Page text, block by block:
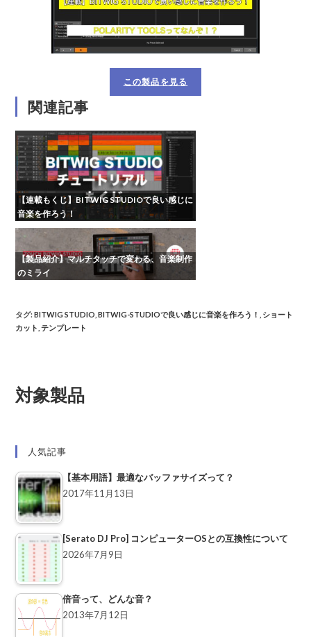
この製品を見る
関連記事
【連載もくじ】BITWIG STUDIOで良い感じに
音楽を作ろう！
【製品紹介】マルチタッチで変わる、音楽制作
のミライ
タグ:BITWIG STUDIO BITWIG-STUDIOで良い感じに音楽を作ろう！
ショート
カット テンプレート
対象製品
人気記事
【基本用語】最適なバッファサイズって？
2017年11月13日
[Serato DJ Pro] コンピューターOSとの互換性について
2026年7月9日
倍音って、どんな音？
2013年7月12日